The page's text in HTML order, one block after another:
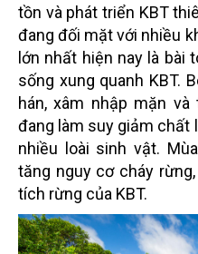
tồn và phát triển KBT
đang đối mặt với nhiều
lớn nhất hiện nay là bài
sống xung quanh KBT.
hán, xâm nhập mặn
đang làm suy giảm chất
nhiều loài sinh vật.
tăng nguy cơ cháy
tích rừng của KBT.